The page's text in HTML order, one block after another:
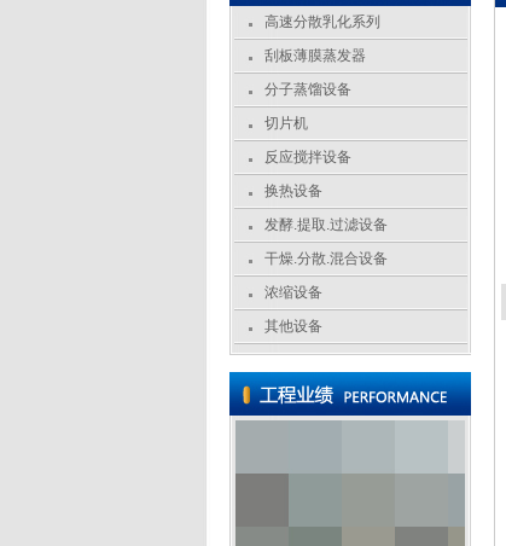
高速分散乳化系列
刮板薄膜蒸发器
分子蒸馏设备
切片机
反应搅拌设备
换热设备
发酵.提取.过滤设备
干燥.分散.混合设备
浓缩设备
其他设备